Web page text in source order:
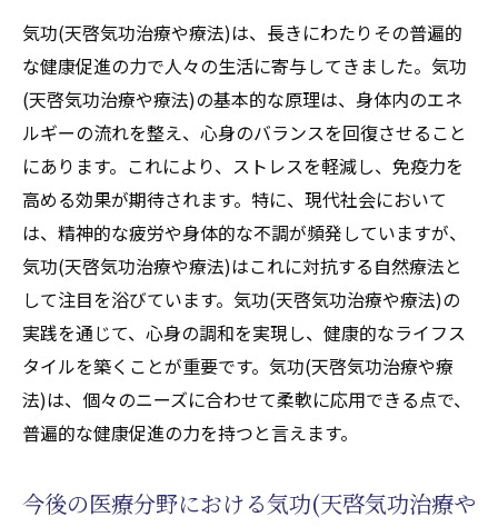
気功(天啓気功治療や療法)は、長きにわたりその普遍的
な健康促進の力で人々の生活に寄与してきました。気功
(天啓気功治療や療法)の基本的な原理は、身体内のエネ
ルギーの流れを整え、心身のバランスを回復させること
にあります。これにより、ストレスを軽減し、免疫力を
高める効果が期待されます。特に、現代社会において
は、精神的な疲労や身体的な不調が頻発していますが、
気功(天啓気功治療や療法)はこれに対抗する自然療法と
して注目を浴びています。気功(天啓気功治療や療法)の
実践を通じて、心身の調和を実現し、健康的なライフス
タイルを築くことが重要です。気功(天啓気功治療や療
法)は、個々のニーズに合わせて柔軟に応用できる点で、
普遍的な健康促進の力を持つと言えます。
今後の医療分野における気功(天啓気功治療や